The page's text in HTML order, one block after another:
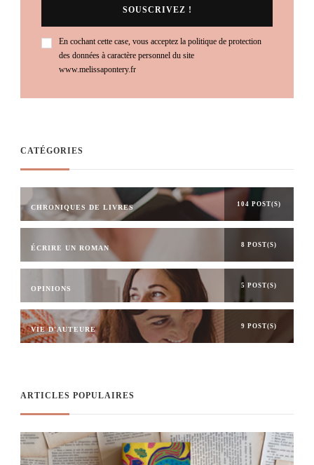
En cochant cette case, vous acceptez la politique de protection
des données à caractère personnel du site
www.melissapontery.fr
CATÉGORIES
CHRONIQUES DE LIVRES 104 POST(S)
ÉCRIRE UN ROMAN 8 POST(S)
OPINIONS 5 POST(S)
VIE D'AUTEURE 9 POST(S)
ARTICLES POPULAIRES